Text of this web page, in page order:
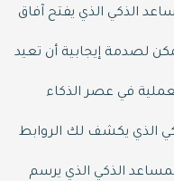
الذكي الذي يفتح آفاق
لصدمة إيجابية أن تعيد
في عصر الذكاء
الذي يكشف لك الروابط
الذكي الذي يرسم